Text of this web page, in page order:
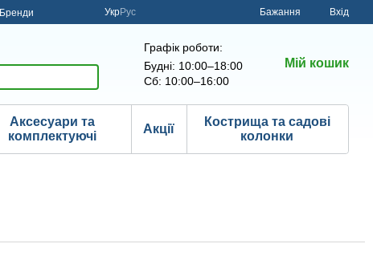
Бренди УкрРус Бажання Вхід
Графік роботи:
Будні: 10:00–18:00
Сб: 10:00–16:00
Мій кошик
Аксесуари та
комплектуючі
Акції
Кострища та садові
колонки